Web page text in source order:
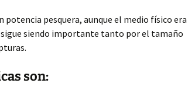
pesquera, aunque el medio físico era
sigue siendo importante tanto por el tamaño
son: